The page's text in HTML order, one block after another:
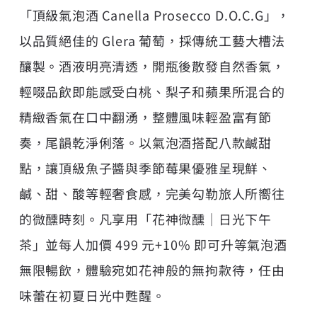
「頂級氣泡酒 Canella Prosecco D.O.C.G」，
以品質絕佳的 Glera 葡萄，採傳統工藝大槽法
釀製。酒液明亮清透，開瓶後散發自然香氣，
輕啜品飲即能感受白桃、梨子和蘋果所混合的
精緻香氣在口中翻湧，整體風味輕盈富有節
奏，尾韻乾淨俐落。以氣泡酒搭配八款鹹甜
點，讓頂級魚子醬與季節莓果優雅呈現鮮、
鹹、甜、酸等輕奢食感，完美勾勒旅人所嚮往
的微醺時刻。凡享用「花神微醺｜日光下午
茶」並每人加價 499 元+10% 即可升等氣泡酒
無限暢飲，體驗宛如花神般的無拘款待，任由
味蕾在初夏日光中甦醒。